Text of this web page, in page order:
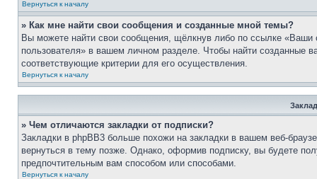
Вернуться к началу
» Как мне найти свои сообщения и созданные мной темы?
Вы можете найти свои сообщения, щёлкнув либо по ссылке
пользователя» в вашем личном разделе. Чтобы найти созданные
соответствующие критерии для его осуществления.
Вернуться к началу
» Чем отличаются закладки от подписки?
Закладки в phpBB3 больше похожи на закладки в вашем веб-
вернуться в тему позже. Однако, оформив подписку, вы будете
предпочтительным вам способом или способами.
Вернуться к началу